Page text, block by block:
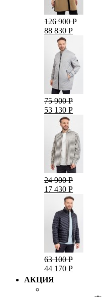
126 900 Р
88 830 Р
75 900 Р
53 130 Р
24 900 Р
17 430 Р
63 100 Р
44 170 Р
АКЦИЯ